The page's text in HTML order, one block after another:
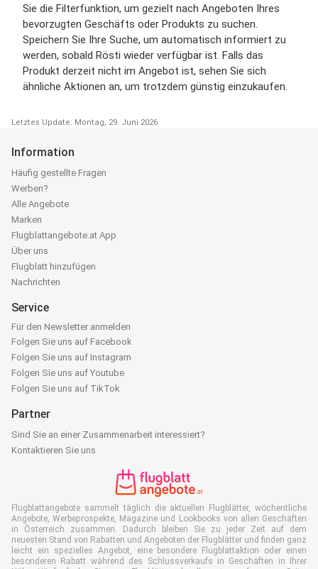
Sie die Filterfunktion, um gezielt nach Angeboten Ihres
bevorzugten Geschäfts oder Produkts zu suchen.
Speichern Sie Ihre Suche, um automatisch informiert zu
werden, sobald Rösti wieder verfügbar ist. Falls das
Produkt derzeit nicht im Angebot ist, sehen Sie sich
ähnliche Aktionen an, um trotzdem günstig einzukaufen.
Letztes Update: Montag, 29. Juni 2026
Information
Häufig gestellte Fragen
Werben?
Alle Angebote
Marken
Flugblattangebote.at App
Über uns
Flugblatt hinzufügen
Nachrichten
Service
Für den Newsletter anmelden
Folgen Sie uns auf Facebook
Folgen Sie uns auf Instagram
Folgen Sie uns auf Youtube
Folgen Sie uns auf TikTok
Partner
Sind Sie an einer Zusammenarbeit interessiert?
Kontaktieren Sie uns
Flugblattangebote sammelt täglich die aktuellen Flugblätter, wöchentliche
Angebote, Werbeprospekte, Magazine und Lookbooks von allen Geschäften
in Österreich zusammen. Dadurch bleiben Sie zu jeder Zeit auf dem
neuesten Stand von Rabatten und Angeboten der Flugblätter und finden ganz
leicht ein spezielles Angebot, eine besondere Flugblattaktion oder einen
besonderen Rabatt während des Schlussverkaufs in Geschäften in Ihrer